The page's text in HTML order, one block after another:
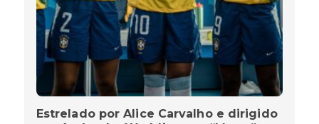
Estrelado por Alice Carvalho e dirigido